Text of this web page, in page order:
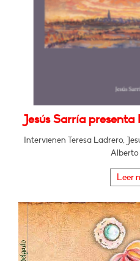
Jesús Sarría
Intervienen Teresa Ladrero,
Alberto
Leer